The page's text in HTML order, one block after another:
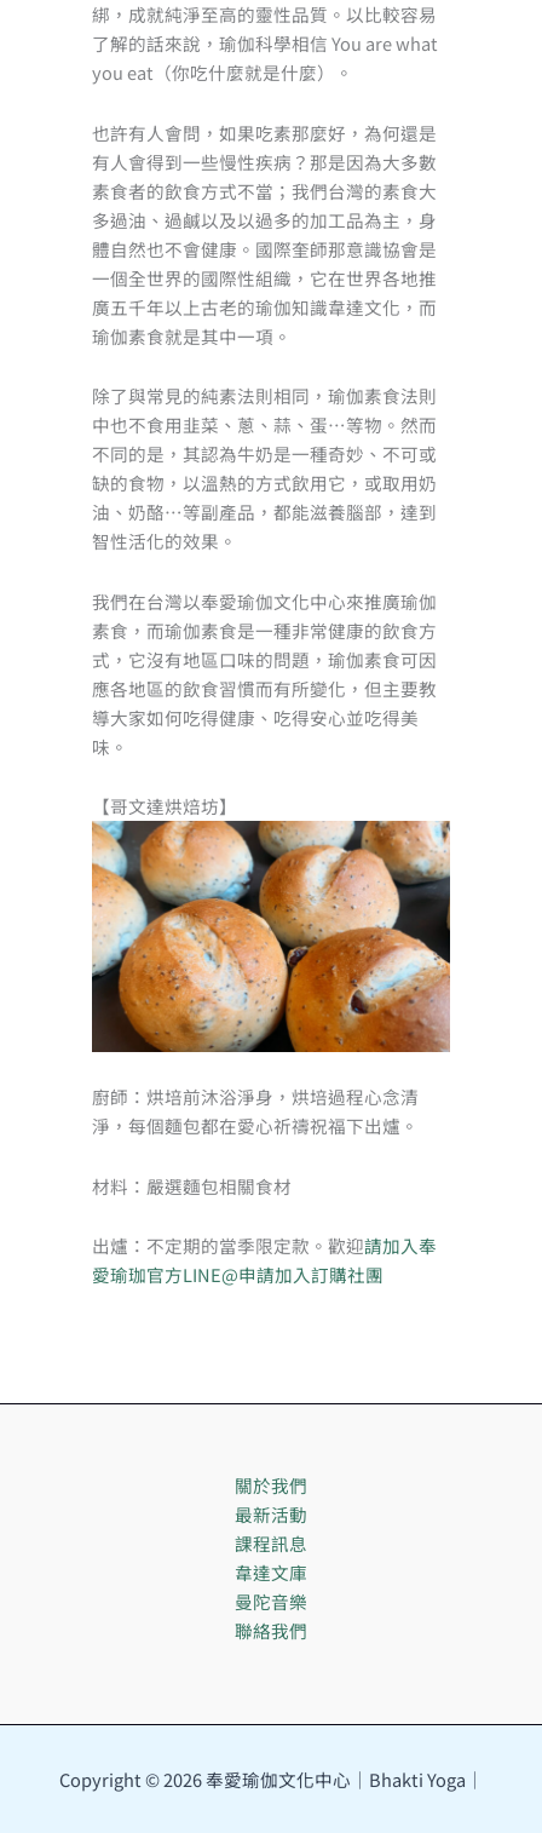
綁，成就純淨至高的靈性品質。以比較容易
了解的話來說，瑜伽科學相信 You are what
you eat（你吃什麼就是什麼）。
也許有人會問，如果吃素那麼好，為何還是
有人會得到一些慢性疾病？那是因為大多數
素食者的飲食方式不當；我們台灣的素食大
多過油、過鹹以及以過多的加工品為主，身
體自然也不會健康。國際奎師那意識協會是
一個全世界的國際性組織，它在世界各地推
廣五千年以上古老的瑜伽知識韋達文化，而
瑜伽素食就是其中一項。
除了與常見的純素法則相同，瑜伽素食法則
中也不食用韭菜、蔥、蒜、蛋…等物。然而
不同的是，其認為牛奶是一種奇妙、不可或
缺的食物，以溫熱的方式飲用它，或取用奶
油、奶酪…等副產品，都能滋養腦部，達到
智性活化的效果。
我們在台灣以奉愛瑜伽文化中心來推廣瑜伽
素食，而瑜伽素食是一種非常健康的飲食方
式，它沒有地區口味的問題，瑜伽素食可因
應各地區的飲食習慣而有所變化，但主要教
導大家如何吃得健康、吃得安心並吃得美
味。
【哥文達烘焙坊】
廚師：烘培前沐浴淨身，烘培過程心念清
淨，每個麵包都在愛心祈禱祝福下出爐。
材料：嚴選麵包相關食材
出爐：不定期的當季限定款。歡迎請加入奉
愛瑜珈官方LINE@申請加入訂購社團
關於我們
最新活動
課程訊息
韋達文庫
曼陀音樂
聯絡我們
Copyright © 2026 奉愛瑜伽文化中心｜Bhakti Yoga｜